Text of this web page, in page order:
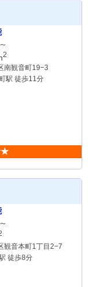
2
南観音町19−3
駅 徒歩11分
観音本町1丁目2−7
徒歩8分